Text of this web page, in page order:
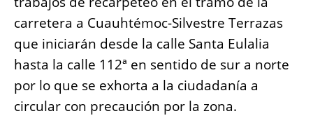
carretera a Cuauhtémoc-Silvestre Terrazas
que iniciarán desde la calle Santa Eulalia
hasta la calle 112ª en sentido de sur a norte
por lo que se exhorta a la ciudadanía a
circular con precaución por la zona.